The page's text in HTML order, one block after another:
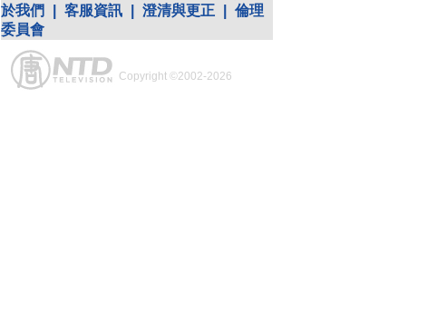
於我們
客服資訊 澄清與更正
倫理
委員會
Copyright ©2002-2026